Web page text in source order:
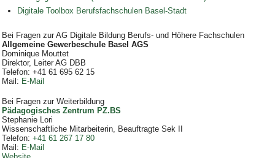
Digitale Toolbox Berufsfachschulen Basel-Stadt
Bei Fragen zur AG Digitale Bildung Berufs- und Höhere Fachschulen
Allgemeine Gewerbeschule Basel AGS
Dominique Mouttet
Direktor, Leiter AG DBB
Telefon: +41 61 695 62 15
Mail : E-Mail
Bei Fragen zur Weiterbildung
Pädagogisches Zentrum PZ.BS
Stephanie Lori
Wissenschaftliche Mitarbeiterin, Beauftragte Sek II
Telefon: +41 61 267 17 80
Mail : E-Mail